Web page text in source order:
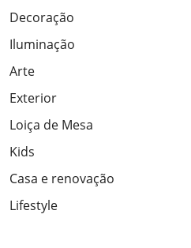
Decoração
Iluminação
Arte
Exterior
Loiça de Mesa
Kids
Casa e renovação
Lifestyle